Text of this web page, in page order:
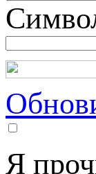
Я